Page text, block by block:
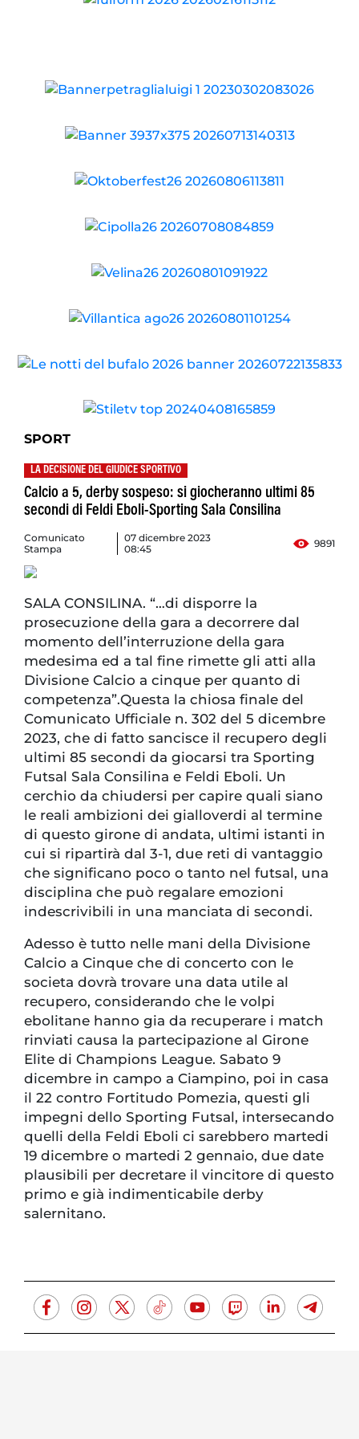
SPORT
LA DECISIONE DEL GIUDICE SPORTIVO
Calcio a 5, derby sospeso: si giocheranno ultimi 85
secondi di Feldi Eboli-Sporting Sala Consilina
Comunicato
Stampa
07 dicembre 2023
08:45
9891
SALA CONSILINA. “…di disporre la
prosecuzione della gara a decorrere dal
momento dell’interruzione della gara
medesima ed a tal fine rimette gli atti alla
Divisione Calcio a cinque per quanto di
competenza”.Questa la chiosa finale del
Comunicato Ufficiale n. 302 del 5 dicembre
2023, che di fatto sancisce il recupero degli
ultimi 85 secondi da giocarsi tra Sporting
Futsal Sala Consilina e Feldi Eboli. Un
cerchio da chiudersi per capire quali siano
le reali ambizioni dei gialloverdi al termine
di questo girone di andata, ultimi istanti in
cui si ripartirà dal 3-1, due reti di vantaggio
che significano poco o tanto nel futsal, una
disciplina che può regalare emozioni
indescrivibili in una manciata di secondi.
Adesso è tutto nelle mani della Divisione
Calcio a Cinque che di concerto con le
societa dovrà trovare una data utile al
recupero, considerando che le volpi
ebolitane hanno gia da recuperare i match
rinviati causa la partecipazione al Girone
Elite di Champions League. Sabato 9
dicembre in campo a Ciampino, poi in casa
il 22 contro Fortitudo Pomezia, questi gli
impegni dello Sporting Futsal, intersecando
quelli della Feldi Eboli ci sarebbero martedi
19 dicembre o martedi 2 gennaio, due date
plausibili per decretare il vincitore di questo
primo e già indimenticabile derby
salernitano.